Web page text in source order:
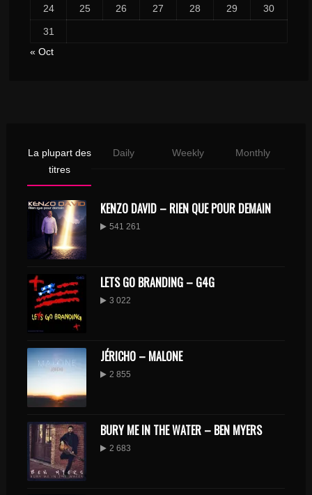
24 25 26 27 28 29 30
31
« Oct
La plupart des
titres
Daily Weekly Monthly
KENZO DAVID – RIEN QUE POUR DEMAIN
541 261
LETS GO BRANDING – G4G
3 022
JÉRICHO – MALONE
2 855
BURY ME IN THE WATER – BEN MYERS
2 683